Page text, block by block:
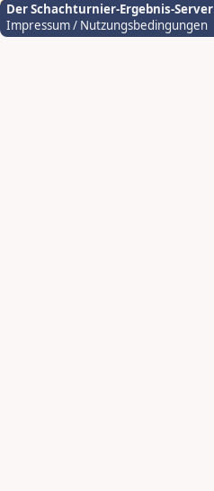
Der Schachturnier-Ergebnis-Server
Impressum / Nutzungsbedingungen